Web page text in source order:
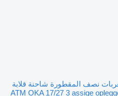
نصف المقطورة شاحنة قلابة
ATM OKA 17/27 3 assige